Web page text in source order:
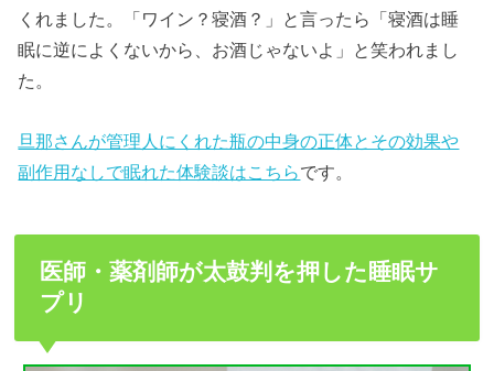
くれました。「ワイン？寝酒？」と言ったら「寝酒は睡
眠に逆によくないから、お酒じゃないよ」と笑われまし
た。
旦那さんが管理人にくれた瓶の中身の正体とその効果や
副作用なしで眠れた体験談はこちらです。
医師・薬剤師が太鼓判を押した睡眠サ
プリ